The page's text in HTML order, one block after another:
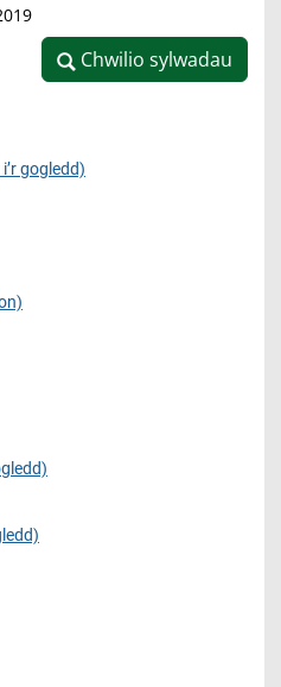
Chwilio sylwadau
Chwilio sylwadau
gogledd)